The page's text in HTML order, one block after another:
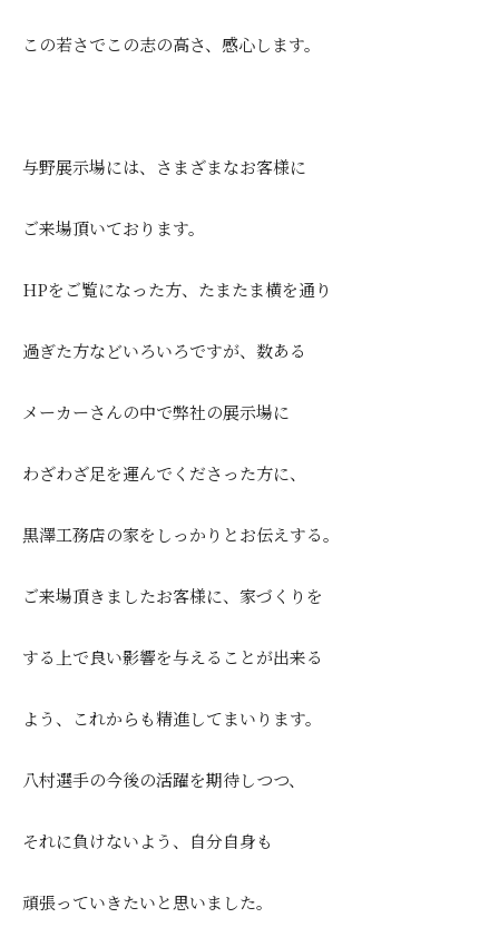
この若さでこの志の高さ、感心します。
与野展示場には、さまざまなお客様に
ご来場頂いております。
HPをご覧になった方、たまたま横を通り
過ぎた方などいろいろですが、数ある
メーカーさんの中で弊社の展示場に
わざわざ足を運んでくださった方に、
黒澤工務店の家をしっかりとお伝えする。
ご来場頂きましたお客様に、家づくりを
する上で良い影響を与えることが出来る
よう、これからも精進してまいります。
八村選手の今後の活躍を期待しつつ、
それに負けないよう、自分自身も
頑張っていきたいと思いました。